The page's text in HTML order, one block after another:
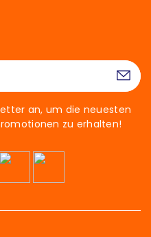
an, um die neuesten
zu erhalten!